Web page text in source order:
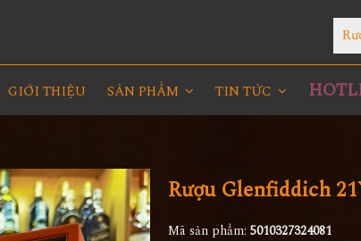
GIỚI THIỆU SẢN PHẨM TIN TỨC
Rượu Glenfiddich
Mã sản phẩm: 5010327324081